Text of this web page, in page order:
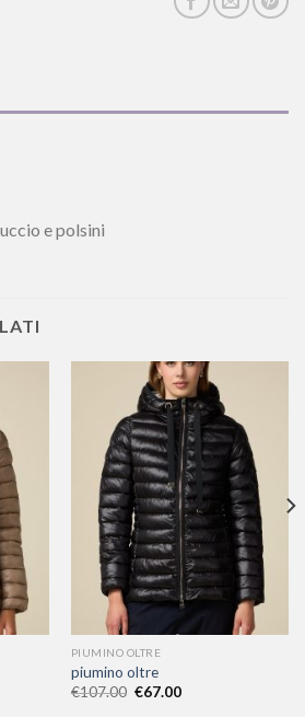
e polsini
PIUMINO OLTRE
piumino oltre
€107.00 €67.00